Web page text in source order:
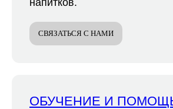
СВЯЗАТЬСЯ С НАМИ
ОБУЧЕНИЕ И